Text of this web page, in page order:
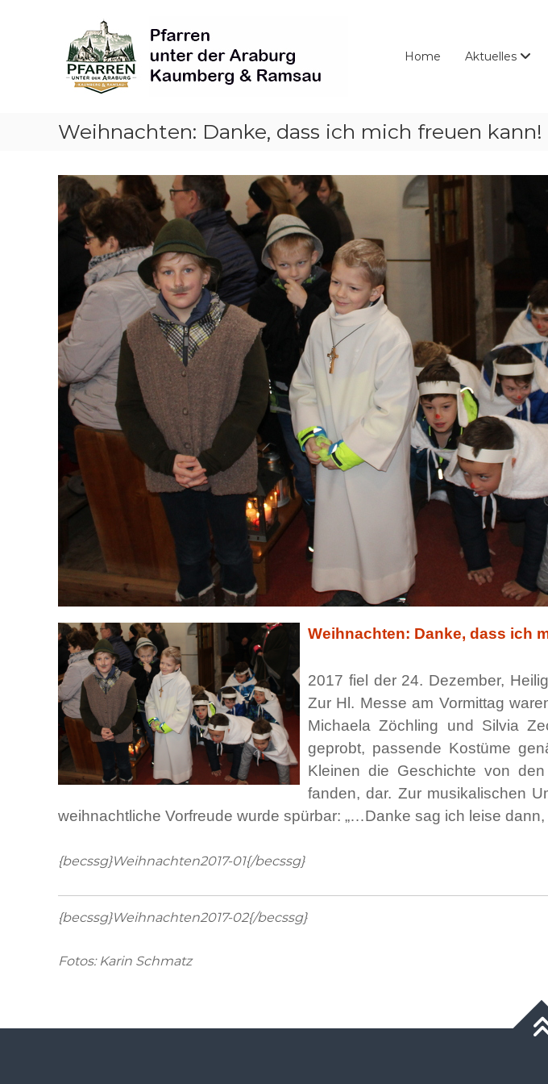
Pfarren
unter
derAraburg
in
Kaumberg
Home Aktuelles
Weihnachten: Danke, dass ich mich freuen kann!
Weihnachten: Danke, dass ich
2017 fiel der 24. Dezember,
Zur Hl. Messe am Vormittag
Michaela Zöchling und Silvia
geprobt, passende Kostüme
Kleinen die Geschichte von
fanden, dar. Zur musikalischen
weihnachtliche Vorfreude wurde spürbar: „…Danke sag ich leise
{becssg}Weihnachten2017-01{/becssg}
{becssg}Weihnachten2017-02{/becssg}
Fotos: Karin Schmatz